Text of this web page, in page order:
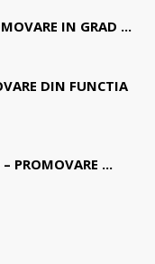
IN GRAD ...
DIN FUNCTIA
PROMOVARE ...